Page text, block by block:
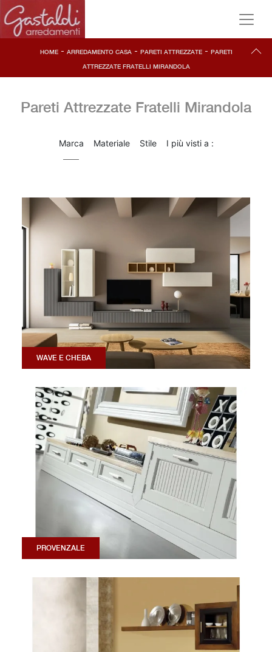
HOME- ARREDAMENTO CASA- PARETI ATTREZZATE- PARETI
ATTREZZATE FRATELLI MIRANDOLA
Pareti Attrezzate Fratelli Mirandola
Marca Materiale Stile I più visti a :
WAVE E CHEBA
PROVENZALE